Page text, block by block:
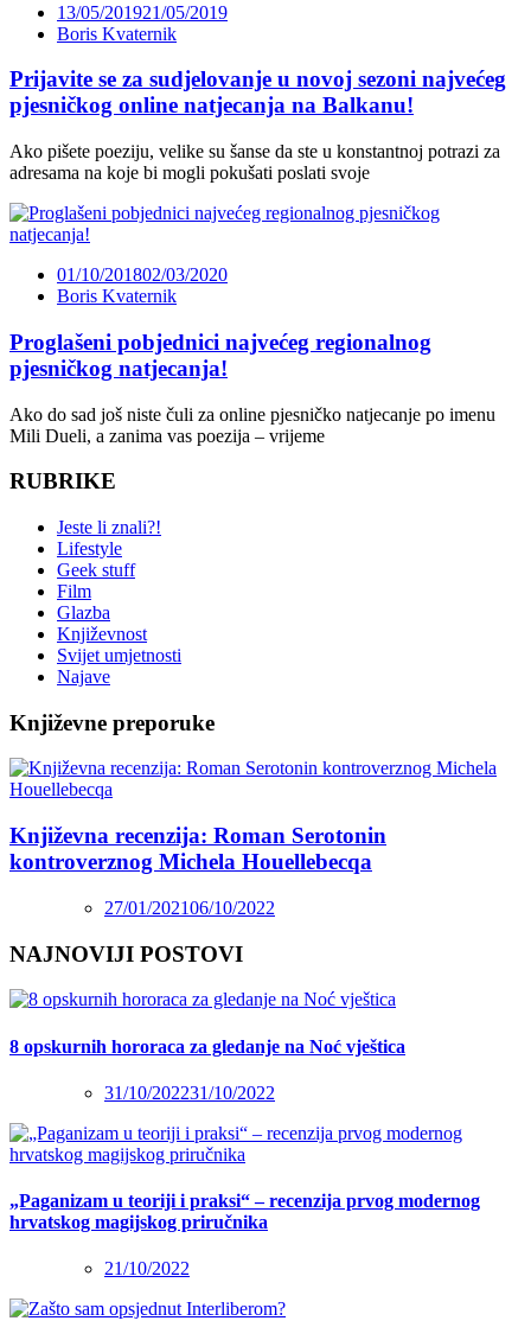
13/05/201921/05/2019
Boris Kvaternik
Prijavite se za sudjelovanje u novoj sezoni najvećeg
pjesničkog online natjecanja na Balkanu!
Ako pišete poeziju, velike su šanse da ste u konstantnoj potrazi za
adresama na koje bi mogli pokušati poslati svoje
01/10/201802/03/2020
Boris Kvaternik
Proglašeni pobjednici najvećeg regionalnog
pjesničkog natjecanja!
Ako do sad još niste čuli za online pjesničko natjecanje po imenu
Mili Dueli, a zanima vas poezija – vrijeme
RUBRIKE
Jeste li znali?!
Lifestyle
Geek stuff
Film
Glazba
Književnost
Svijet umjetnosti
Najave
Književne preporuke
Književna recenzija: Roman Serotonin
kontroverznog Michela Houellebecqa
27/01/202106/10/2022
NAJNOVIJI POSTOVI
8 opskurnih hororaca za gledanje na Noć vještica
31/10/202231/10/2022
„Paganizam u teoriji i praksi“ – recenzija prvog modernog
hrvatskog magijskog priručnika
21/10/2022